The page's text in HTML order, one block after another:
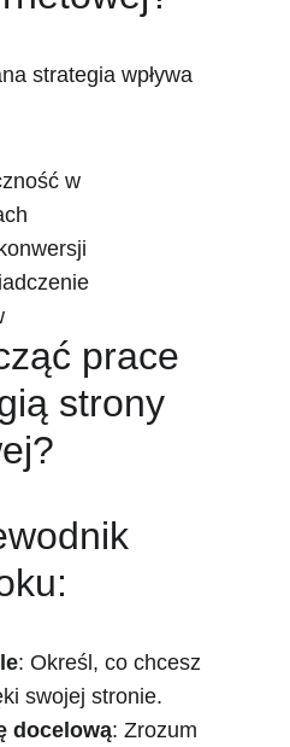
strategia wpływa
w
prace
strony
: Określ, co chcesz
swojej stronie.
docelową: Zrozum